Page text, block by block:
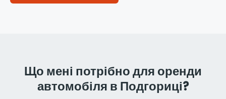
Що мені потрібно для оренди
автомобіля в Подгориці?